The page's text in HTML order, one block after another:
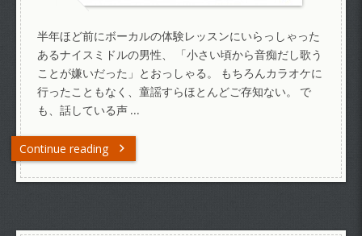
半年ほど前にボーカルの体験レッスンにいらっしゃった
あるナイスミドルの男性、 「小さい頃から音痴だし歌う
ことが嫌いだった」とおっしゃる。 もちろんカラオケに
行ったこともなく、童謡すらほとんどご存知ない。 で
も、話している声 …
Continue reading